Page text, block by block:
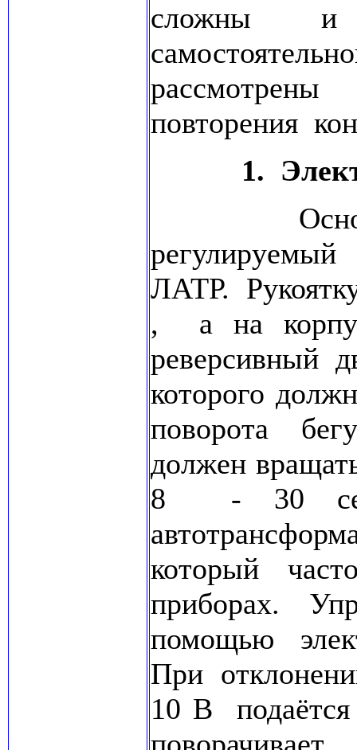
сложны и
повторения
1.
Основу
ЛАТР.
, а на
реверсивный
которого
поворота
должен
8 - 30
который
приборах.
помощью
При
10 В